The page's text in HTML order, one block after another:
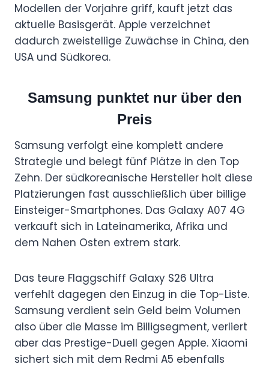
Modellen der Vorjahre griff, kauft jetzt das
aktuelle Basisgerät. Apple verzeichnet
dadurch zweistellige Zuwächse in China, den
USA und Südkorea.
Samsung punktet nur über den
Preis
Samsung verfolgt eine komplett andere
Strategie und belegt fünf Plätze in den Top
Zehn. Der südkoreanische Hersteller holt diese
Platzierungen fast ausschließlich über billige
Einsteiger-Smartphones. Das Galaxy A07 4G
verkauft sich in Lateinamerika, Afrika und
dem Nahen Osten extrem stark.
Das teure Flaggschiff Galaxy S26 Ultra
verfehlt dagegen den Einzug in die Top-Liste.
Samsung verdient sein Geld beim Volumen
also über die Masse im Billigsegment, verliert
aber das Prestige-Duell gegen Apple. Xiaomi
sichert sich mit dem Redmi A5 ebenfalls